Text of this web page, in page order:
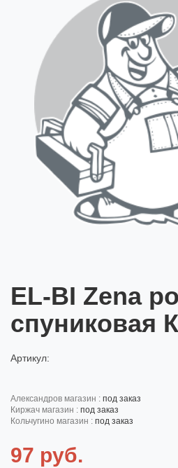
EL-BI Zena
спуниковая
Артикул:
александров магазин : под заказ
киржач магазин : под заказ
кольчугино магазин : под заказ
97 руб.